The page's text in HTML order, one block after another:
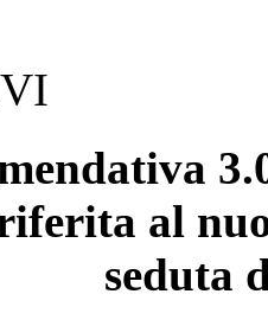
al
seduta